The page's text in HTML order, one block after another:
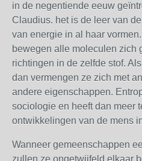
in de negentiende eeuw
Claudius. het is de leer van
van energie in al haar
bewegen alle moleculen zich
richtingen in de zelfde stof.
dan vermengen ze zich met
andere eigenschappen.
sociologie en heeft dan meer
ontwikkelingen van de mens
Wanneer gemeenschappen
zullen ze ongetwijfeld elkaar